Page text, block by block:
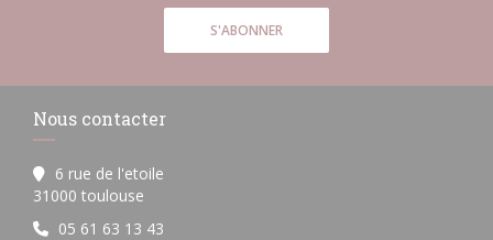
S'ABONNER
Nous contacter
6 rue de l'etoile
31000 toulouse
05 61 63 13 43